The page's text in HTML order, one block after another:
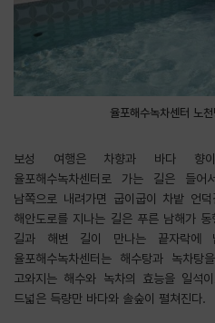
율포해수녹차센터 노
보성 여행은 차향과 바다 향
율포해수녹차센터로 가는 길은 들어
남쪽으로 내려가면 굽이굽이 차밭 언
해안도로를 지나는 길은 푸른 남해가
길과 해변 길이 만나는 끝자락에
율포해수녹차센터는 해수탕과 녹차
고와지는 해수와 녹차의 효능을 일석
드넓은 득량만 바다와 솔숲이 펼쳐진다.